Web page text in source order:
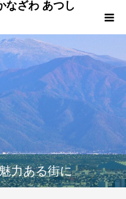
ざわ あつし
力ある街に